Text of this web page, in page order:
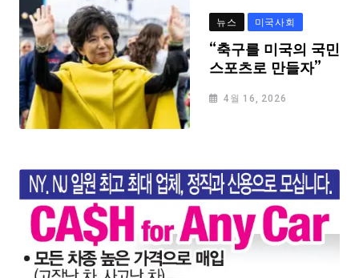
뉴스 미국사회
“축구를 미국의 국민
스포츠로 만들자”
4월 16, 2026